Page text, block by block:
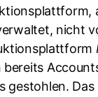
nicht
bereits
gestohlen.